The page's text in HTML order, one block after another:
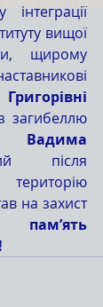
інтеграції
вищої
щирому
загибеллю
Вадима
після
на захист
пам’ять